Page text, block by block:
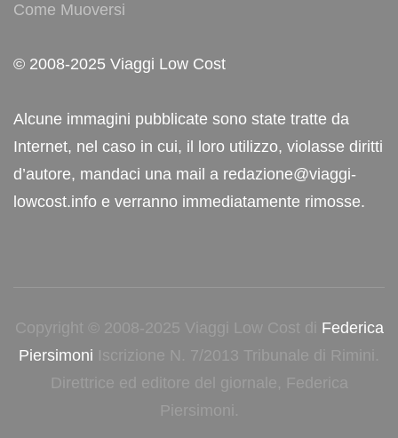
Come Muoversi
© 2008-2025 Viaggi Low Cost
Alcune immagini pubblicate sono state tratte da
Internet, nel caso in cui, il loro utilizzo, violasse diritti
d’autore, mandaci una mail a redazione@viaggi-
lowcost.info e verranno immediatamente rimosse.
Copyright © 2008-2025 Viaggi Low Cost di Federica
Piersimoni Iscrizione N. 7/2013 Tribunale di Rimini.
Direttrice ed editore del giornale, Federica
Piersimoni.